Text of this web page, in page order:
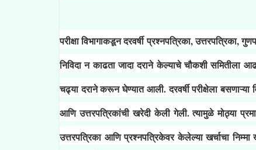
परीक्षा विभागाकडून दरवर्षी प्रश्नपत्रिका, उत्तरपत्रिका,
निविदा न काढता जादा दराने केल्याचे चौकशी समितीला
चढ्या दराने करून घेण्यात आली. दरवर्षी परीक्षेला बसणाऱ्या
आणि उत्तरपत्रिकांची खरेदी केली गेली. त्यामुळे मोठ्या
उत्तरपत्रिका आणि प्रश्नपत्रिकेवर केलेल्या खर्चाचा